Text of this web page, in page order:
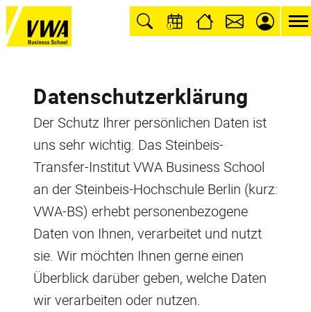
Datenschutzerklärung
Der Schutz Ihrer persönlichen Daten ist
uns sehr wichtig. Das Steinbeis-
Transfer-Institut VWA Business School
an der Steinbeis-Hochschule Berlin (kurz:
VWA-BS) erhebt personenbezogene
Daten von Ihnen, verarbeitet und nutzt
sie. Wir möchten Ihnen gerne einen
Überblick darüber geben, welche Daten
wir verarbeiten oder nutzen.